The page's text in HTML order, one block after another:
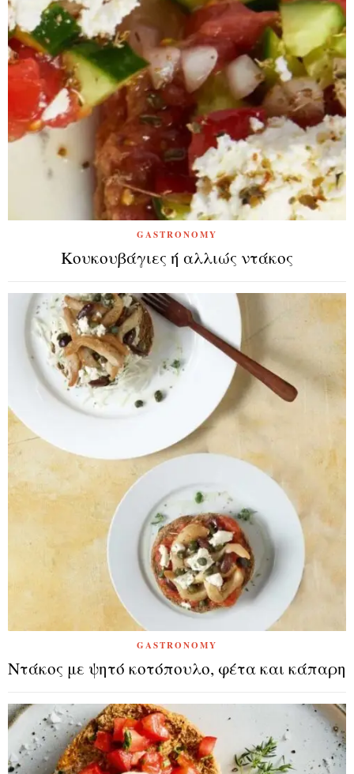
GASTRONOMY
Κουκουβάγιες ή αλλιώς ντάκος
GASTRONOMY
Ντάκος με ψητό κοτόπουλο, φέτα και κάπαρη